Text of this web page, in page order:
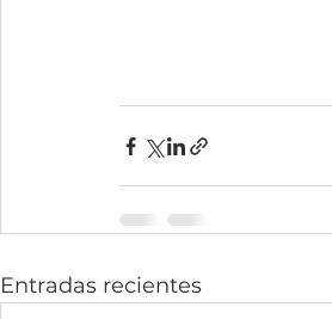
Entradas recientes